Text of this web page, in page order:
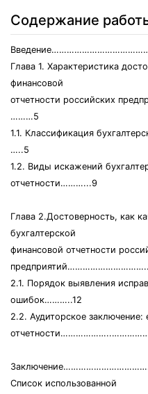
Содержание
Глава 1. Характеристика
финансовой
отчетности российских
………5
1.1. Классификация
…..5
1.2. Виды искажений
отчетности………...9
Глава 2.Достоверность, как
бухгалтерской
финансовой отчетности
2.1. Порядок выявления
ошибок………..12
2.2. Аудиторское
Список использованной